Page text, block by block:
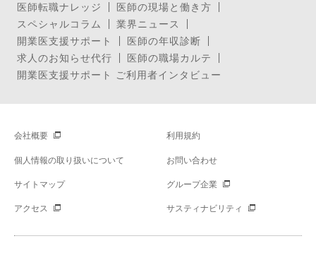
医師転職ナレッジ
医師の現場と働き方
スペシャルコラム
業界ニュース
開業医支援サポート
医師の年収診断
求人のお知らせ代行
医師の職場カルテ
開業医支援サポート ご利用者インタビュー
会社概要 利用規約
個人情報の取り扱いについて お問い合わせ
サイトマップ グループ企業
アクセス サスティナビリティ